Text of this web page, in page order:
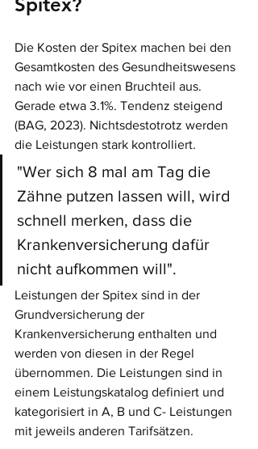
Die Kosten der Spitex machen bei den
Gesamtkosten des Gesundheitswesens
nach wie vor einen Bruchteil aus.
Gerade etwa 3.1%. Tendenz steigend
(BAG, 2023). Nichtsdestotrotz werden
die Leistungen stark kontrolliert.
"Wer sich 8 mal am Tag die
Zähne putzen lassen will, wird
schnell merken, dass die
Krankenversicherung dafür
nicht aufkommen will".
Leistungen der Spitex sind in der
Grundversicherung der
Krankenversicherung enthalten und
werden von diesen in der Regel
übernommen. Die Leistungen sind in
einem Leistungskatalog definiert und
kategorisiert in A, B und C- Leistungen
mit jeweils anderen Tarifsätzen.